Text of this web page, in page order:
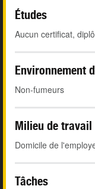
Études
Aucun certificat,
Environnement
Non-fumeurs
Milieu de travail
Domicile de
Tâches